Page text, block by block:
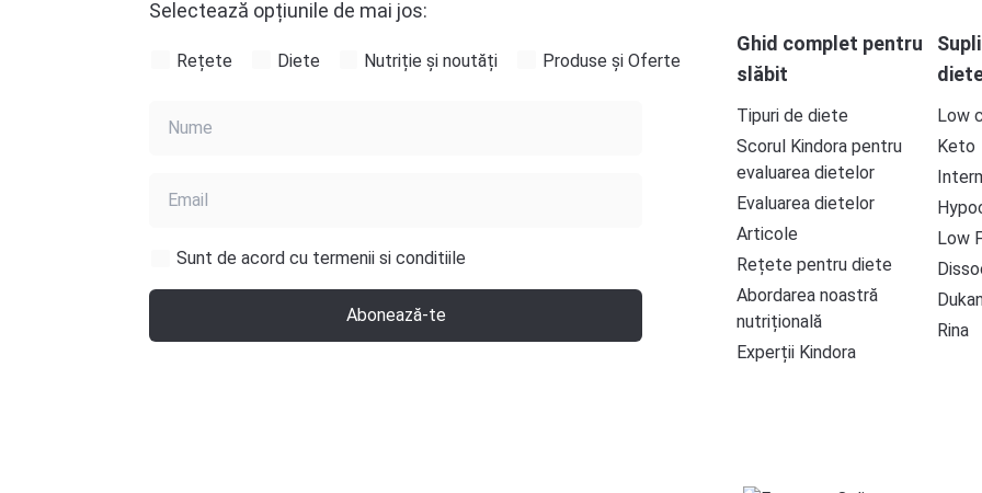
Selectează opțiunile de mai jos:
Rețete Diete Nutriție și noutăți Produse și Oferte
Sunt de acord cu termenii si conditiile
Abonează-te
Ghid complet pentru
slăbit
Tipuri de diete
Scorul Kindora pentru
evaluarea dietelor
Evaluarea dietelor
Articole
Rețete pentru diete
Abordarea noastră
nutrițională
Experții Kindora
Low
Keto
Low
Rina